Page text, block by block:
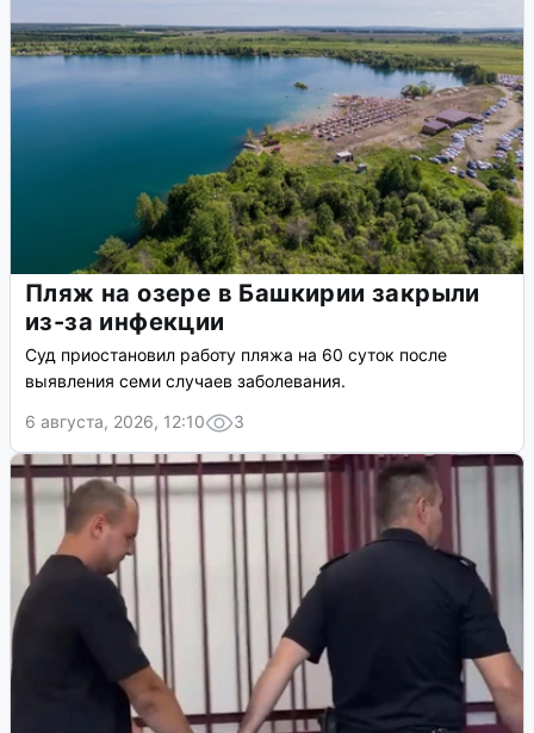
Пляж на озере в Башкирии закрыли
из-за инфекции
Суд приостановил работу пляжа на 60 суток после
выявления семи случаев заболевания.
6 августа, 2026, 12:10
3